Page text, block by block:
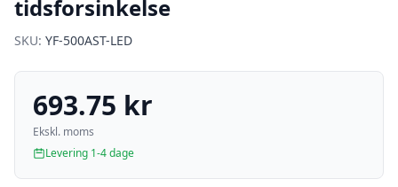
tidsforsinkelse
SKU: YF-500AST-LED
693.75 kr
Ekskl. moms
Levering 1-4 dage